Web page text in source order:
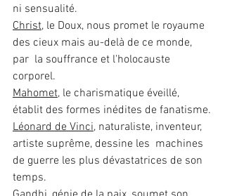
ni sensualité.
Christ, le Doux, nous promet le royaume
des cieux mais au-delà de ce monde,
par  la souffrance et l'holocauste
corporel.
Mahomet, le charismatique éveillé,
établit des formes inédites de fanatisme.
Léonard de Vinci, naturaliste, inventeur,
artiste suprême, dessine les  machines
de guerre les plus dévastatrices de son
temps.